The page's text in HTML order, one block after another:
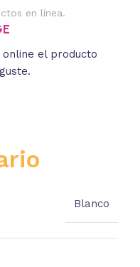
en línea.
el producto
Blanco